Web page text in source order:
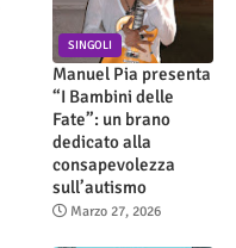
SINGOLI
Manuel Pia presenta
“I Bambini delle
Fate”: un brano
dedicato alla
consapevolezza
sull’autismo
Marzo 27, 2026